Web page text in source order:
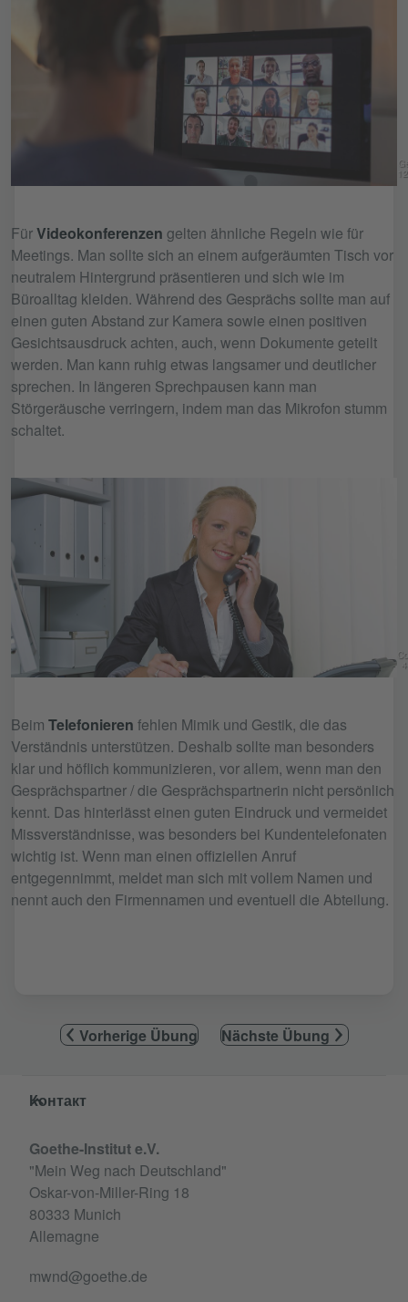
FürVideokonferenzen gelten ähnliche Regeln wie für
Meetings. Man sollte sich an einem aufgeräumten Tisch vor
neutralem Hintergrund präsentieren und sich wie im
Büroalltag kleiden. Während des Gesprächs sollte man auf
einen guten Abstand zur Kamera sowie einen positiven
Gesichtsausdruck achten, auch, wenn Dokumente geteilt
werden. Man kann ruhig etwas langsamer und deutlicher
sprechen. In längeren Sprechpausen kann man
Störgeräusche verringern, indem man das Mikrofon stumm
schaltet.
Beim Telefonieren fehlen Mimik und Gestik, die das
Verständnis unterstützen. Deshalb sollte man besonders
klar und höflich kommunizieren, vor allem, wenn man den
Gesprächspartner / die Gesprächspartnerin nicht persönlich
kennt. Das hinterlässt einen guten Eindruck und vermeidet
Missverständnisse, was besonders bei Kundentelefonaten
wichtig ist. Wenn man einen offiziellen Anruf
entgegennimmt, meldet man sich mit vollem Namen und
nennt auch den Firmennamen und eventuell die Abteilung.
Vorherige Übung Nächste Übung
Service- und Informationsbereich
Контакт
Goethe-Institut e.V.
"Mein Weg nach Deutschland"
Oskar-von-Miller-Ring 18
80333 Munich
Allemagne
mwnd@goethe.de